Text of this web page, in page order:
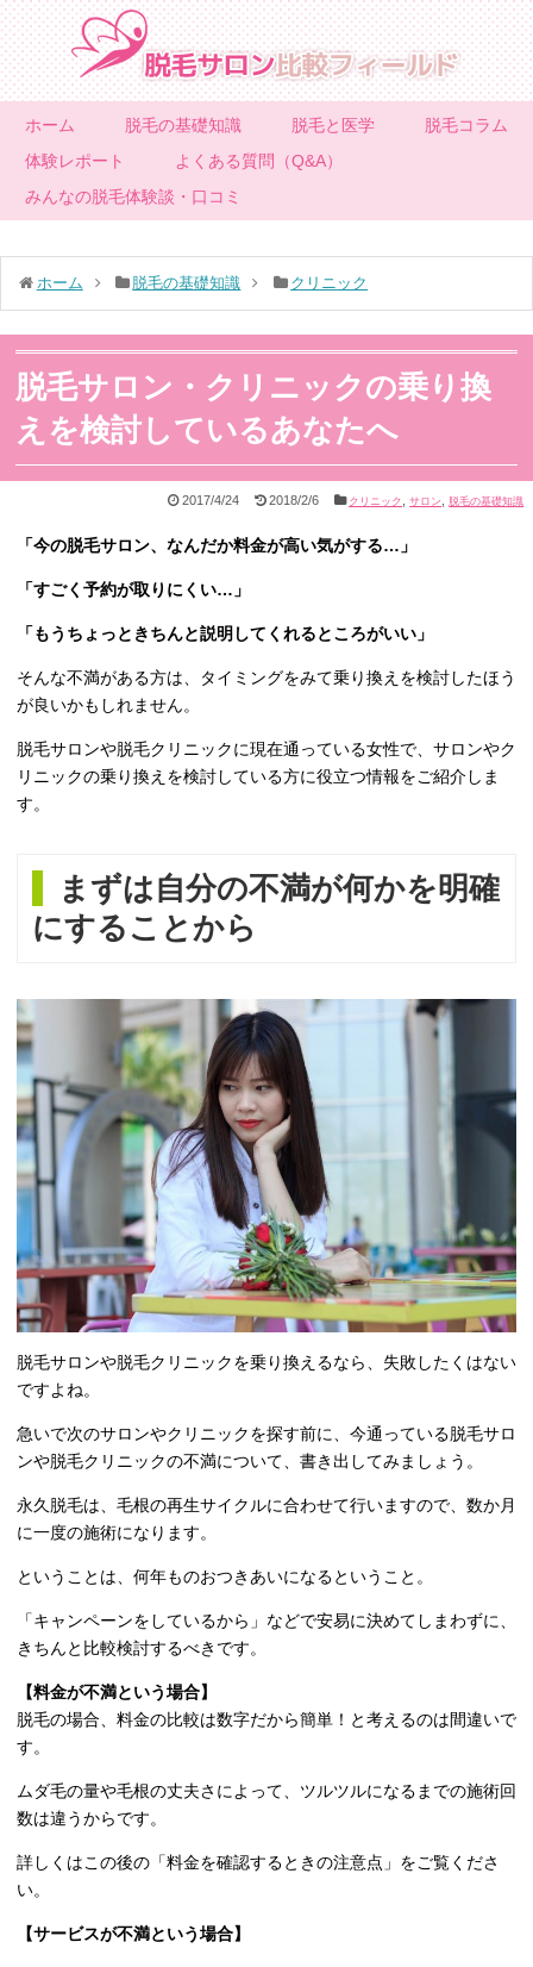
ホーム 脱毛の基礎知識 脱毛と医学
脱毛コラム
体験レポート
よくある質問（Q&A）
みんなの脱毛体験談・口コミ
ホーム 脱毛の基礎知識 クリニック
脱毛サロン・クリニックの乗り換
えを検討しているあなたへ
2017/4/24 2018/2/6 クリニック ,サロン 脱毛の基礎知識
「今の脱毛サロン、なんだか料金が高い気がする…」
「すごく予約が取りにくい…」
「もうちょっときちんと説明してくれるところがいい」
そんな不満がある方は、タイミングをみて乗り換えを検討したほう
が良いかもしれません。
脱毛サロンや脱毛クリニックに現在通っている女性で、サロンやク
リニックの乗り換えを検討している方に役立つ情報をご紹介しま
す。
まずは自分の不満が何かを明確
にすることから
脱毛サロンや脱毛クリニックを乗り換えるなら、失敗したくはない
ですよね。
急いで次のサロンやクリニックを探す前に、今通っている脱毛サロ
ンや脱毛クリニックの不満について、書き出してみましょう。
永久脱毛は、毛根の再生サイクルに合わせて行いますので、数か月
に一度の施術になります。
ということは、何年ものおつきあいになるということ。
「キャンペーンをしているから」などで安易に決めてしまわずに、
きちんと比較検討するべきです。
【料金が不満という場合】
脱毛の場合、料金の比較は数字だから簡単！と考えるのは間違いで
す。
ムダ毛の量や毛根の丈夫さによって、ツルツルになるまでの施術回
数は違うからです。
詳しくはこの後の「料金を確認するときの注意点」をご覧くださ
い。
【サービスが不満という場合】